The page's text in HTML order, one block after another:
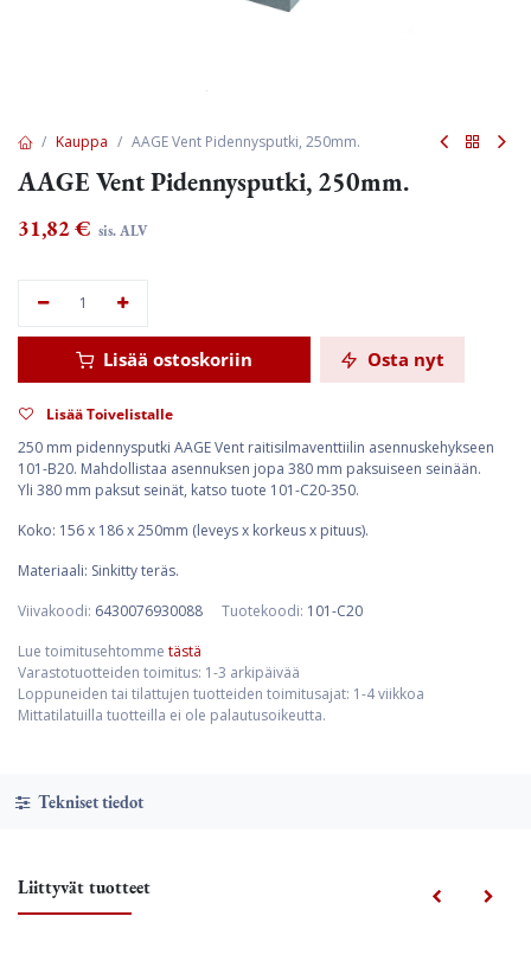
Kauppa AAGE Vent Pidennysputki, 250mm.
AAGE Vent Pidennysputki, 250mm.
31,82€ sis. ALV
Lisää ostoskoriin Osta nyt
Lisää Toivelistalle
250 mm pidennysputki AAGE Vent raitisilmaventtiilin asennuskehykseen
101-B20. Mahdollistaa asennuksen jopa 380 mm paksuiseen seinään.
Yli 380 mm paksut seinät, katso tuote 101-C20-350.
Koko: 156 x 186 x 250mm (leveys x korkeus x pituus).
Materiaali: Sinkitty teräs.
Viivakoodi: 6430076930088 Tuotekoodi: 101-C20
Lue toimitusehtomme tästä
Varastotuotteiden toimitus: 1-3 arkipäivää
Loppuneiden tai tilattujen tuotteiden toimitusajat: 1-4 viikkoa
Mittatilatuilla tuotteilla ei ole palautusoikeutta.
Tekniset tiedot
Liittyvät tuotteet